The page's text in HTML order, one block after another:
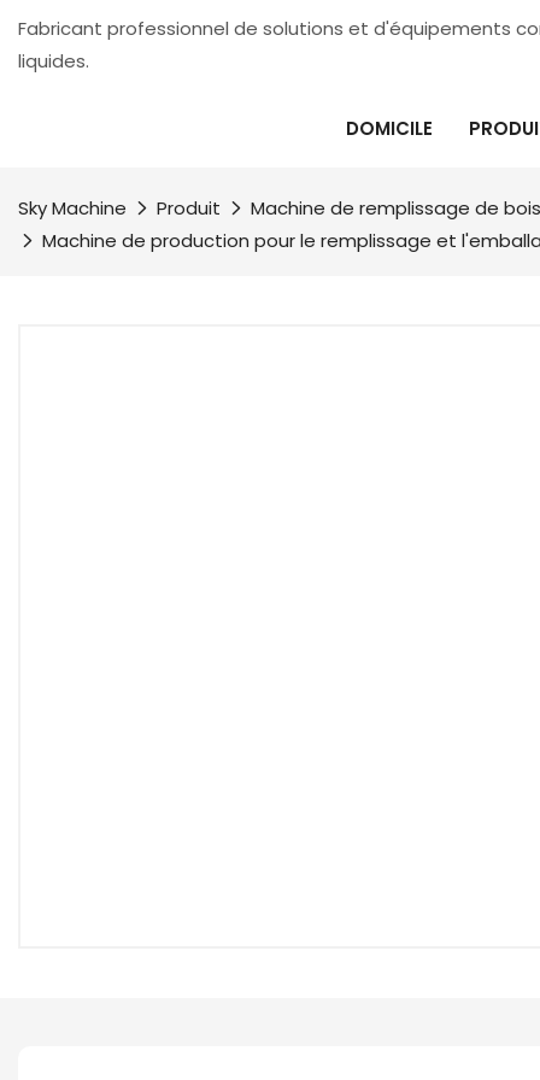
Fabricant professionnel de solutions et d'équipements
liquides.
DOMICILE
Sky Machine Produit Machine de remplissage de
Machine de production pour le remplissage et